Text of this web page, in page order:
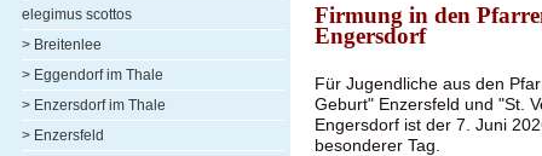
elegimus scottos
> Breitenlee
> Eggendorf im Thale
> Enzersdorf im Thale
> Enzersfeld
Firmung in den
Engersdorf
Für Jugendliche aus den
Geburt" Enzersfeld und "St.
Engersdorf ist der 7. Juni
besonderer Tag.